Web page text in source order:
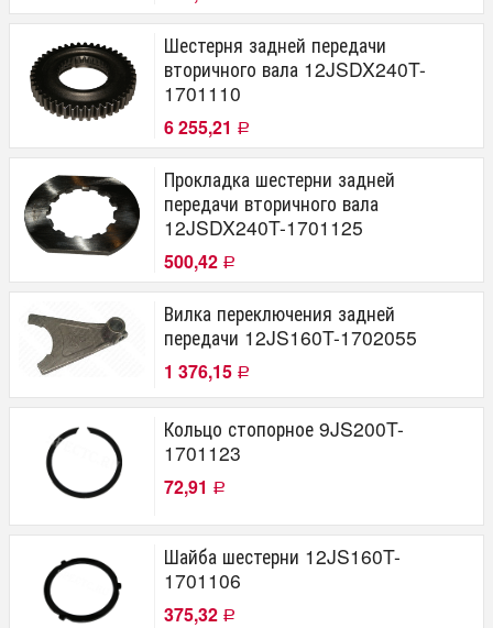
Шестерня задней передачи
вторичного вала 12JSDX240T-
1701110
6 255,21 Р
Прокладка шестерни задней
передачи вторичного вала
12JSDX240T-1701125
500,42 Р
Вилка переключения задней
передачи 12JS160T-1702055
1 376,15 Р
Кольцо стопорное 9JS200T-
1701123
72,91 Р
Шайба шестерни 12JS160T-
1701106
375,32 Р